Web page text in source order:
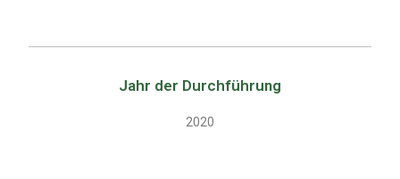
Jahr der Durchführung
2020